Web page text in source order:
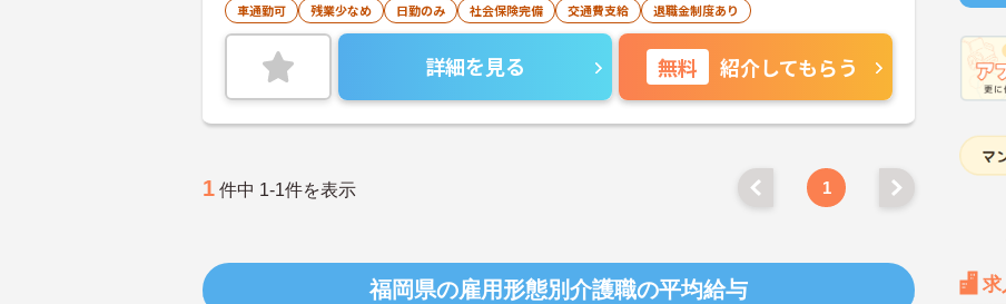
求
車通勤可 残業少なめ 日勤のみ 社会保険完備 交通費支給 退職金制度あり
詳細を見る 無料 紹介してもらう
1 件中 1-1件を表示 1
福岡県の雇用形態別介護職の平均給与